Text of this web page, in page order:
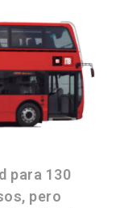
para 130
pero